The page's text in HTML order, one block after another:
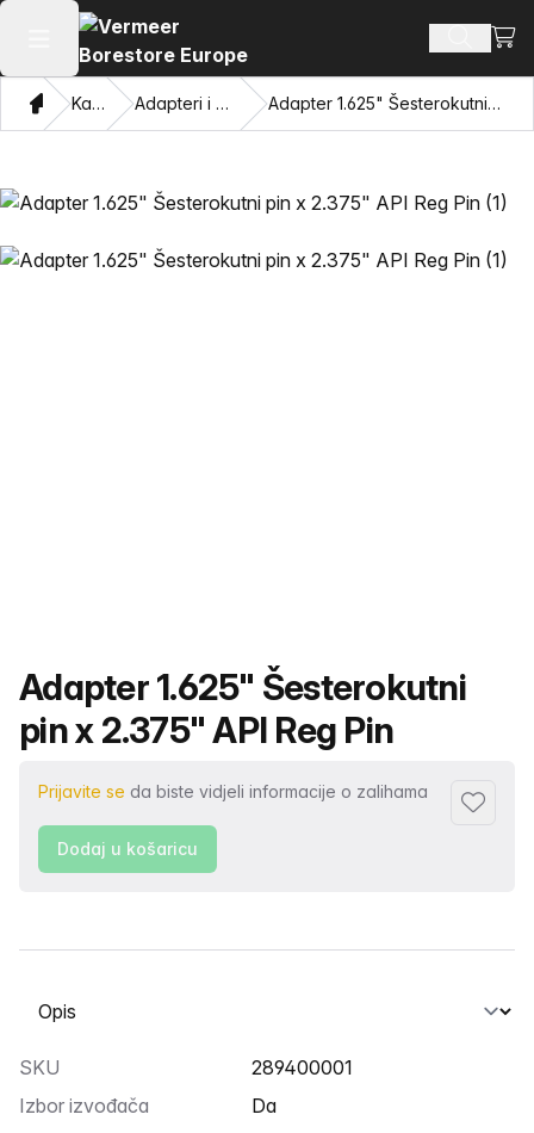
Otvaranje glavnog izbornika Pretraži
Dom Katalog Adapteri i privlačne oči Adapter 1.625" Šesterokutni pin x 2.375" API Reg Pin
Naziv proizvoda
Adapter 1.625" Šesterokutni
pin x 2.375" API Reg Pin
Prijavite se da biste vidjeli informacije o zalihama
Dodaj
Dodaj u košaricu
Odabir kartice
SKU
289400001
Izbor izvođača
Da